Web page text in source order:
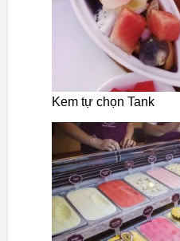
Kem tự chọn Tank